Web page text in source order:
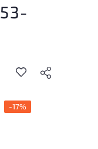
-17%